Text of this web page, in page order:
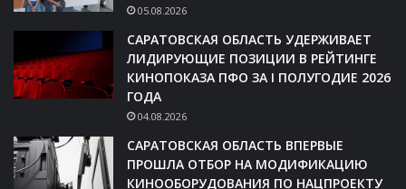
05.08.2026
САРАТОВСКАЯ ОБЛАСТЬ УДЕРЖИВАЕТ
ЛИДИРУЮЩИЕ ПОЗИЦИИ В РЕЙТИНГЕ
КИНОПОКАЗА ПФО ЗА I ПОЛУГОДИЕ 2026
ГОДА
04.08.2026
САРАТОВСКАЯ ОБЛАСТЬ ВПЕРВЫЕ
ПРОШЛА ОТБОР НА МОДИФИКАЦИЮ
КИНООБОРУДОВАНИЯ ПО НАЦПРОЕКТУ